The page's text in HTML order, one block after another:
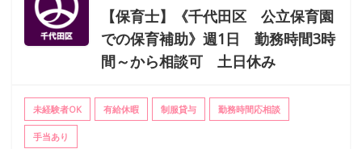
【保育士】《千代田区 公立保育園
での保育補助》週1日 勤務時間3時
間～から相談可 土日休み
未経験者OK 有給休暇 制服貸与 勤務時間応相談
手当あり